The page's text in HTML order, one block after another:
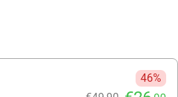
van je leven! De allerkleinste
van de vele speeltuinen die je
avontuur in 't plezantste land:
46%